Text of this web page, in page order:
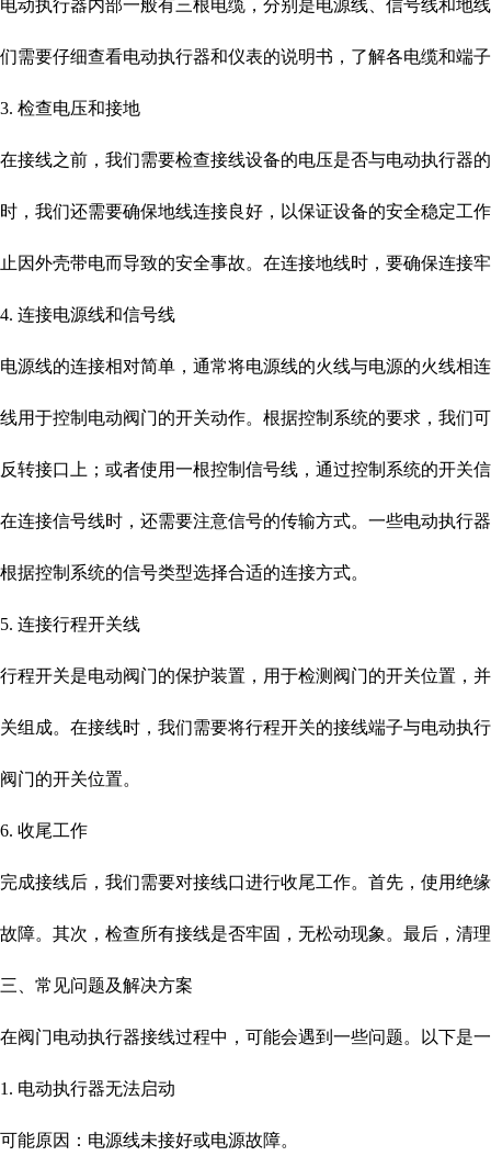
电动执行器内部一般有三根电缆，分别是电源线、信号线和地
们需要仔细查看电动执行器和仪表的说明书，了解各电缆和端
3. 检查电压和接地
在接线之前，我们需要检查接线设备的电压是否与电动执行器
时，我们还需要确保地线连接良好，以保证设备的安全稳定工
止因外壳带电而导致的安全事故。在连接地线时，要确保连接
4. 连接电源线和信号线
电源线的连接相对简单，通常将电源线的火线与电源的火线相
线用于控制电动阀门的开关动作。根据控制系统的要求，我们
反转接口上；或者使用一根控制信号线，通过控制系统的开关
在连接信号线时，还需要注意信号的传输方式。一些电动执行
根据控制系统的信号类型选择合适的连接方式。
5. 连接行程开关线
行程开关是电动阀门的保护装置，用于检测阀门的开关位置，
关组成。在接线时，我们需要将行程开关的接线端子与电动执
阀门的开关位置。
6. 收尾工作
完成接线后，我们需要对接线口进行收尾工作。首先，使用绝
故障。其次，检查所有接线是否牢固，无松动现象。最后，清
三、常见问题及解决方案
在阀门电动执行器接线过程中，可能会遇到一些问题。以下是
1. 电动执行器无法启动
可能原因：电源线未接好或电源故障。